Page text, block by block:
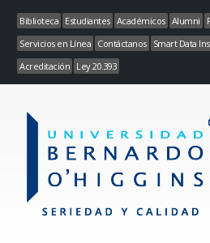
Biblioteca Estudiantes Académicos Alumni
Servicios en Línea Contáctanos
Smart Data
Acreditación Ley 20.393